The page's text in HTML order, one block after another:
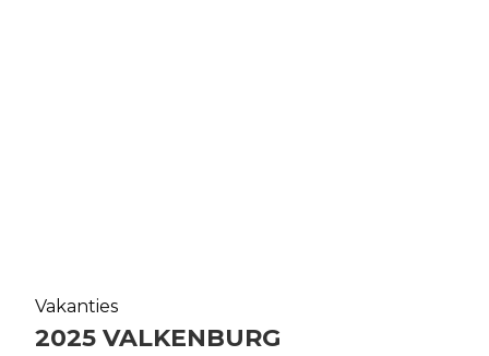
Vakanties
2025 VALKENBURG